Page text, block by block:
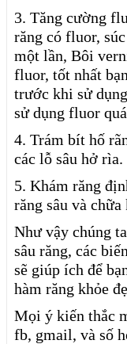
3. Tăng cường
răng có fluor,
một lần, Bôi
fluor, tốt nhất
trước khi sử
sử dụng fluor
4. Trám bít hố
các lỗ sâu hở rìa.
5. Khám răng
răng sâu và
Như vậy chúng
sâu răng, các
sẽ giúp ích để
hàm răng khỏe
Mọi ý kiến thắc
fb, gmail, và số